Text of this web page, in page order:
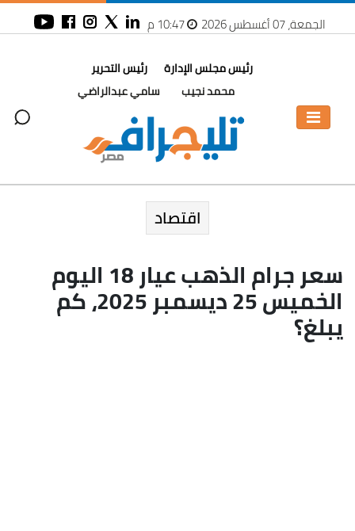
الجمعة، 07 أغسطس 2026 10:47 م
رئيس مجلس الإدارة
محمد نجيب
رئيس التحرير
سامي عبدالراضي
اقتصاد
سعر جرام الذهب عيار 18 اليوم
الخميس 25 ديسمبر 2025، كم
يبلغ؟